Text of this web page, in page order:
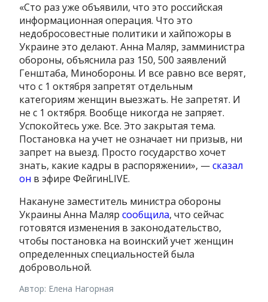
«Сто раз уже объявили, что это российская
информационная операция. Что это
недобросовестные политики и хайпожоры в
Украине это делают. Анна Маляр, замминистра
обороны, объяснила раз 150, 500 заявлений
Генштаба, Минобороны. И все равно все верят,
что с 1 октября запретят отдельным
категориям женщин выезжать. Не запретят. И
не с 1 октября. Вообще никогда не запряет.
Успокойтесь уже. Все. Это закрытая тема.
Постановка на учет не означает ни призыв, ни
запрет на выезд. Просто государство хочет
знать, какие кадры в распоряжении», —сказал
он в эфире ФейгинLIVE.
Накануне заместитель министра обороны
Украины Анна Малярсообщила, что сейчас
готовятся изменения в законодательство,
чтобы постановка на воинский учет женщин
определенных специальностей была
добровольной.
Автор: Елена Нагорная